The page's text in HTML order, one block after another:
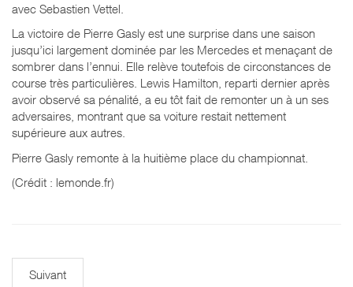
avec Sebastien Vettel.
La victoire de Pierre Gasly est une surprise dans une saison
jusqu’ici largement dominée par les Mercedes et menaçant de
sombrer dans l’ennui. Elle relève toutefois de circonstances de
course très particulières. Lewis Hamilton, reparti dernier après
avoir observé sa pénalité, a eu tôt fait de remonter un à un ses
adversaires, montrant que sa voiture restait nettement
supérieure aux autres.
Pierre Gasly remonte à la huitième place du championnat.
(Crédit : lemonde.fr)
Suivant